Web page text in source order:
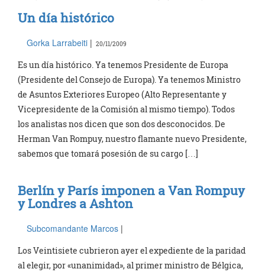
Un día histórico
Gorka Larrabeiti | 20/11/2009
Es un día histórico. Ya tenemos Presidente de Europa
(Presidente del Consejo de Europa). Ya tenemos Ministro
de Asuntos Exteriores Europeo (Alto Representante y
Vicepresidente de la Comisión al mismo tiempo). Todos
los analistas nos dicen que son dos desconocidos. De
Herman Van Rompuy, nuestro flamante nuevo Presidente,
sabemos que tomará posesión de su cargo […]
Berlín y París imponen a Van Rompuy
y Londres a Ashton
Subcomandante Marcos |
Los Veintisiete cubrieron ayer el expediente de la paridad
al elegir, por «unanimidad», al primer ministro de Bélgica,